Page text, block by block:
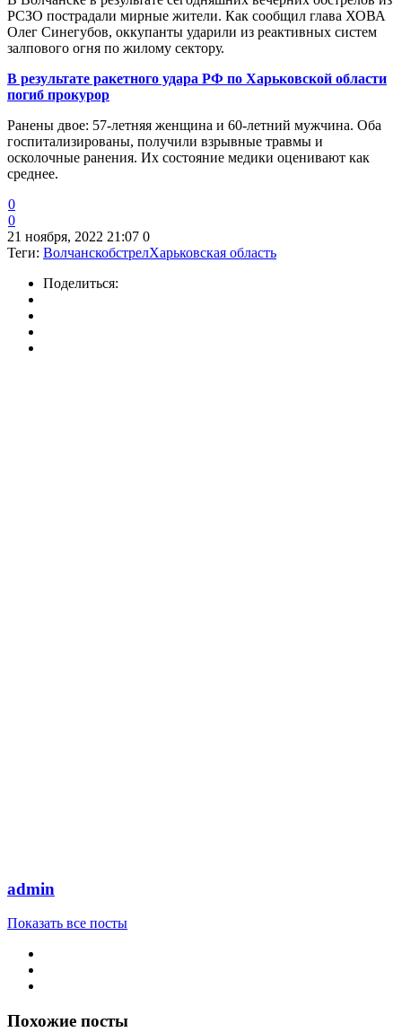
РСЗО пострадали мирные жители. Как сообщил глава ХОВА
Олег Синегубов, оккупанты ударили из реактивных систем
залпового огня по жилому сектору.
В результате ракетного удара РФ по Харьковской области
погиб прокурор
Ранены двое: 57-летняя женщина и 60-летний мужчина. Оба
госпитализированы, получили взрывные травмы и
осколочные ранения. Их состояние медики оценивают как
среднее.
0
0
21 ноября, 2022 21:07 0
Теги: ВолчанскобстрелХарьковская область
Поделиться:
admin
Показать все посты
Похожие посты